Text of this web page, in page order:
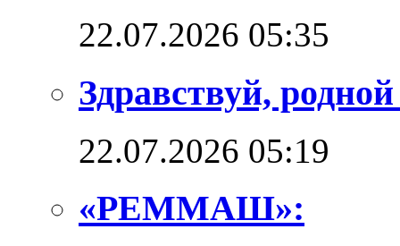
22.07.2026 05:35
Здравствуй,
22.07.2026 05:19
«РЕММАШ»: